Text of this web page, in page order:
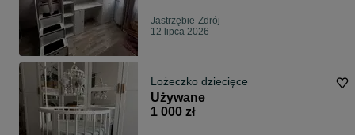
Jastrzębie-Zdrój
12 lipca 2026
Lożeczko dziecięce
Używane
1 000 zł